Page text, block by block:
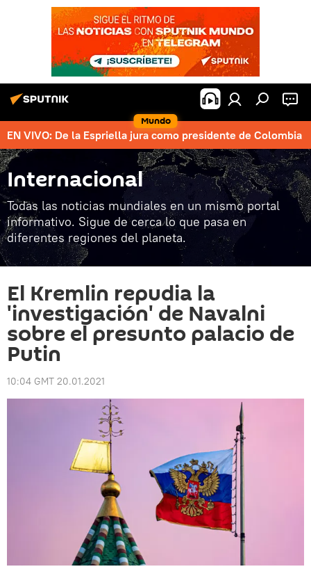
Mundo
EN VIVO: De la Espriella jura como presidente de Colombia
Internacional
Todas las noticias mundiales en un mismo portal
informativo. Sigue de cerca lo que pasa en
diferentes regiones del planeta.
El Kremlin repudia la
'investigación' de Navalni
sobre el presunto palacio de
Putin
10:04 GMT 20.01.2021